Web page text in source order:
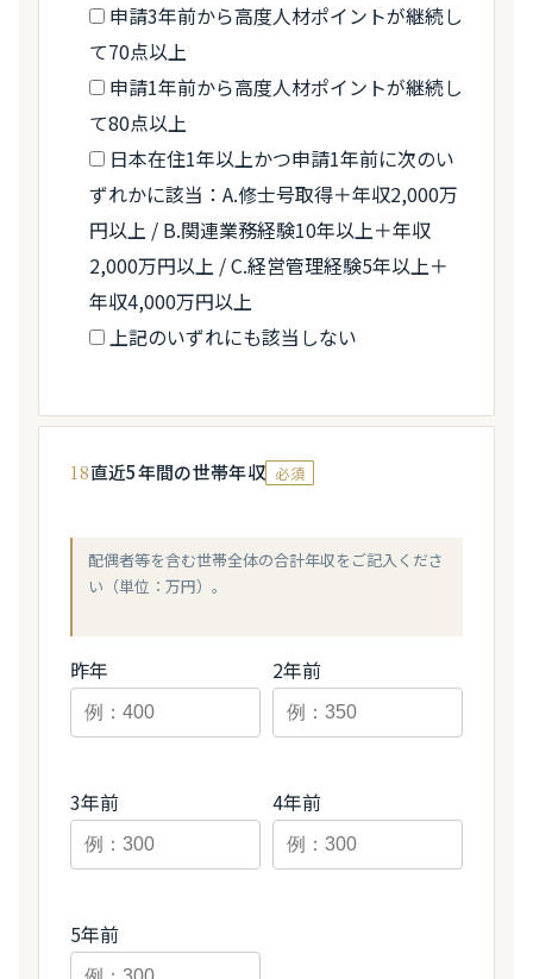
申請3年前から高度人材ポイントが継続し
て70点以上
申請1年前から高度人材ポイントが継続し
て80点以上
日本在住1年以上かつ申請1年前に次のい
ずれかに該当：A.修士号取得＋年収2,000万
円以上 / B.関連業務経験10年以上＋年収
2,000万円以上 / C.経営管理経験5年以上＋
年収4,000万円以上
上記のいずれにも該当しない
18直近5年間の世帯年収 必須
配偶者等を含む世帯全体の合計年収をご記入くださ
い（単位：万円）。
昨年 2年前
3年前 4年前
5年前